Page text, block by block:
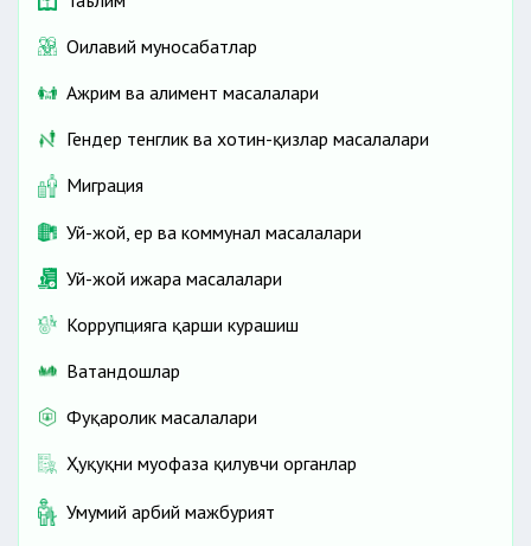
Оилавий муносабатлар
Ажрим ва алимент масалалари
Гендер тенглик ва хотин-қизлар масалалари
Миграция
Уй-жой, ер ва коммунал масалалари
Уй-жой ижара масалалари
Коррупцияга қарши курашиш
Ватандошлар
Фуқаролик масалалари
Ҳуқуқни муҳофаза қилувчи органлар
Умумий ҳарбий мажбурият